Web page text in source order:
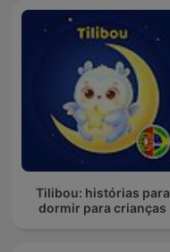
Tilibou: histórias para
dormir para crianças